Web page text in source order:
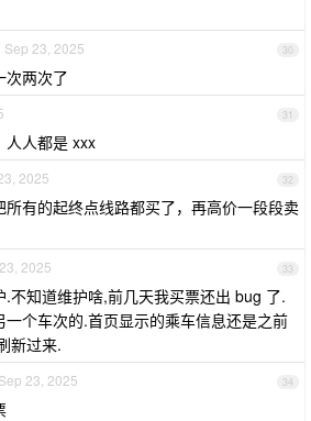
30
Sep 23, 2025
次两次了
31
人人都是 xxx
32
2025
有的起终点线路都买了，再高价一段段卖
33
2025
不知道维护啥,前几天我买票还出 bug 了.
个车次的.首页显示的乘车信息还是之前
新过来.
34
Sep 23, 2025